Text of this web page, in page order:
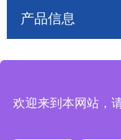
产品信息
欢迎来到本网站，